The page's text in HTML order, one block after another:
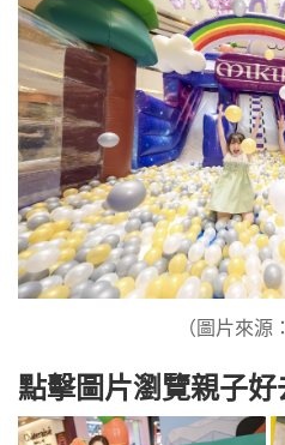
（圖片來源
點擊圖片瀏覽親子好